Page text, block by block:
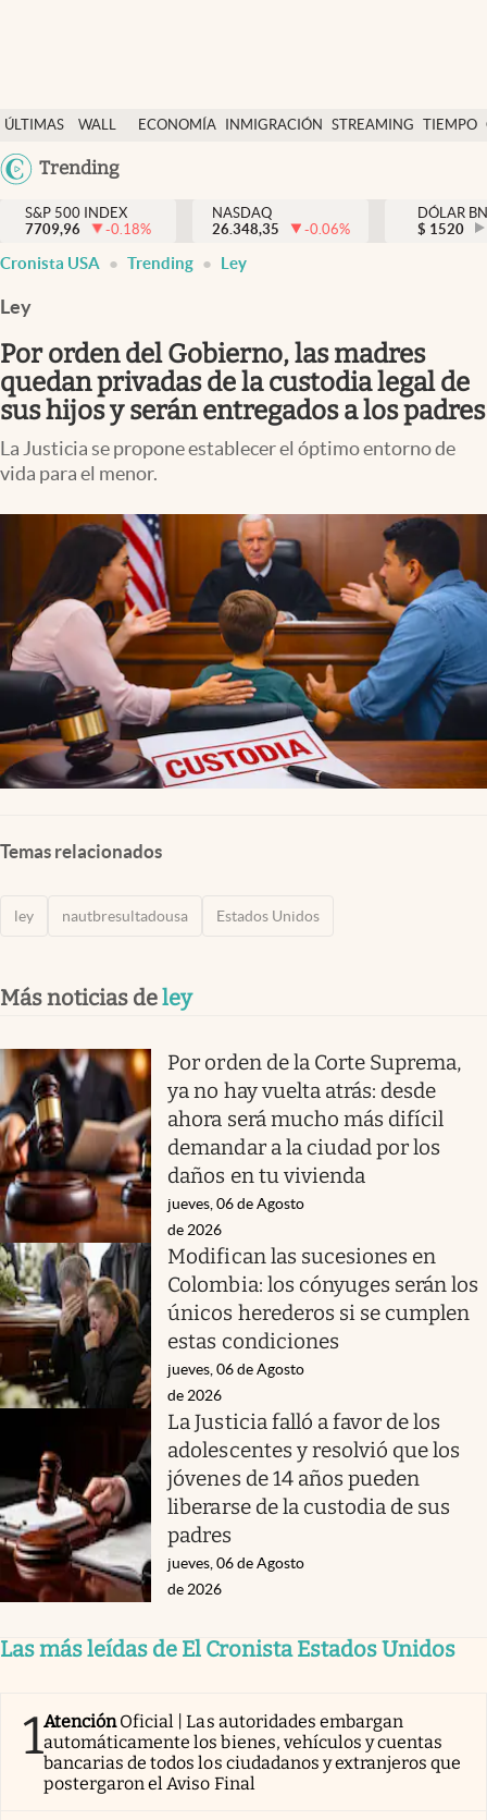
ÚLTIMAS
NOTICIAS
WALL
DÓLAR
ECONOMÍA INMIGRACIÓN STREAMING TIEMPO
México
Trending
Finanzas y economía
Wall Street y dólar
Inmigración
Espiritual
Streaming
PC y mobile
S&P 500 INDEX
7709,96
-0.18%
NASDAQ
26.348,35
-0.06%
DÓLAR
$ 1520
Cronista USA Trending Ley
Ley
Por orden del Gobierno, las madres
quedan privadas de la custodia legal de
sus hijos y serán entregados a los padres
La Justicia se propone establecer el óptimo entorno de
vida para el menor.
Temas relacionados
ley nautbresultadousa Estados Unidos
Más noticias deley
Por orden de la Corte Suprema,
ya no hay vuelta atrás: desde
ahora será mucho más difícil
demandar a la ciudad por los
daños en tu vivienda
jueves, 06 de Agosto
de 2026
Modifican las sucesiones en
Colombia: los cónyuges serán los
únicos herederos si se cumplen
estas condiciones
jueves, 06 de Agosto
de 2026
La Justicia falló a favor de los
adolescentes y resolvió que los
jóvenes de 14 años pueden
liberarse de la custodia de sus
padres
jueves, 06 de Agosto
de 2026
Las más leídas de El Cronista Estados Unidos
1AtenciónOficial | Las autoridades embargan
automáticamente los bienes, vehículos y cuentas
bancarias de todos los ciudadanos y extranjeros que
postergaron el Aviso Final